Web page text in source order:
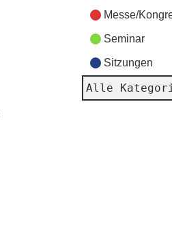
Messe/
Seminar
Sitzungen
Alle